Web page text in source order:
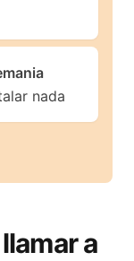
nada
a